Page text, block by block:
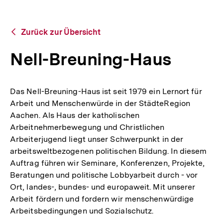
Zurück
Übersicht
Zurück zur Übersicht
Nell-Breuning-Haus
Das Nell-Breuning-Haus ist seit 1979 ein Lernort für
Arbeit und Menschenwürde in der StädteRegion
Aachen. Als Haus der katholischen
Arbeitnehmerbewegung und Christlichen
Arbeiterjugend liegt unser Schwerpunkt in der
arbeitsweltbezogenen politischen Bildung. In diesem
Auftrag führen wir Seminare, Konferenzen, Projekte,
Beratungen und politische Lobbyarbeit durch - vor
Ort, landes-, bundes- und europaweit. Mit unserer
Arbeit fördern und fordern wir menschenwürdige
Arbeitsbedingungen und Sozialschutz.